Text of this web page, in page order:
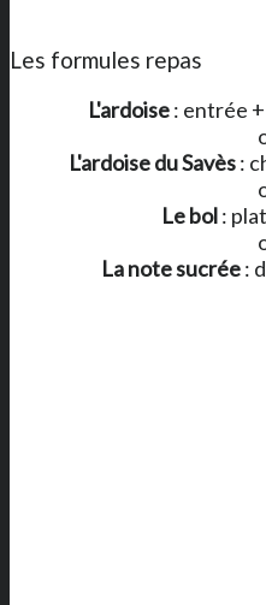
Les formules repas
L'ardoise: entrée +
L'ardoise du Savès:
Le bol:
La note sucrée: